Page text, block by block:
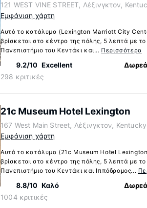
121 WEST VINE STREET, Λέξινγκτον,
Εμφάνιση χάρτη
Αυτό το κατάλυμα (Lexington Marriott City
βρίσκεται στο κέντρο της πόλης, 5 λεπτά με
Πανεπιστήμιο του Κεντάκι και... Περισσότερα
9.2/10 Excellent
298 κριτικές
21c Museum Hotel Lexington
167 West Main Street, Λέξινγκτον,
Εμφάνιση χάρτη
Αυτό το κατάλυμα (21c Museum Hotel
βρίσκεται στο κέντρο της πόλης, 5 λεπτά με
Πανεπιστήμιο του Κεντάκι και Ιππόδρομος...
8.8/10 Καλό
1004 κριτικές